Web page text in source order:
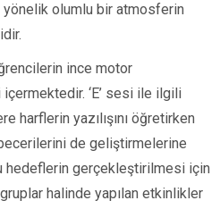
olumlu bir atmosferin
ince motor
‘E’ sesi ile ilgili
harflerin yazılışını öğretirken
de geliştirmelerine
hedeflerin gerçekleştirilmesi için
halinde yapılan etkinlikler